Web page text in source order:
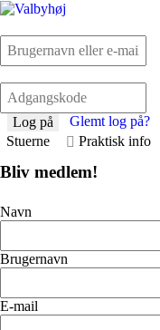
Log på Glemt log på?
Stuerne
Praktisk info
Bliv medlem!
Navn
Brugernavn
E-mail